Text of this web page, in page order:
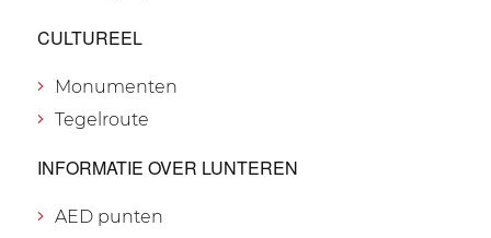
CULTUREEL
Monumenten
Tegelroute
INFORMATIE OVER LUNTEREN
AED punten